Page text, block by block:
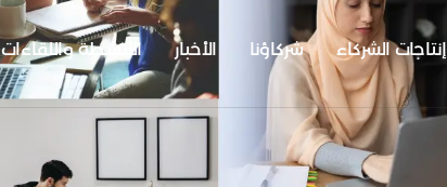
إنتاجات الشركاء شركاؤنا الأخبار الأنشطة واللقاءات